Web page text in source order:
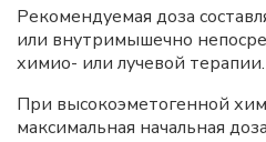
Рекомендуемая доза
или внутримышечно
химио- или лучевой терапии.
При высокоэметогенной
максимальная начальная